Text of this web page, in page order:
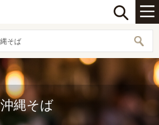
そば
沖縄そば